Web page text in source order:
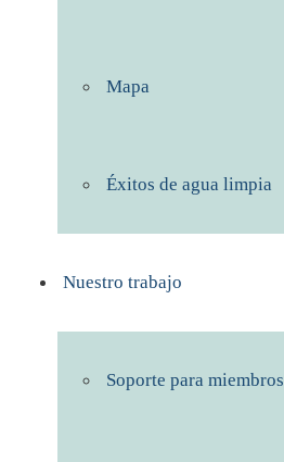
Mapa
Éxitos de agua limpia
Nuestro trabajo
Soporte para miembros